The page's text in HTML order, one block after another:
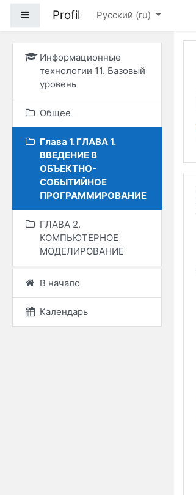
Боковая панель
Profil Русский ‎(ru)‎
Информационные
технологии 11. Базовый
уровень
Общее
Глава 1. ГЛАВА 1.
ВВЕДЕНИЕ В
ОБЪЕКТНО-
СОБЫТИЙНОЕ
ПРОГРАММИРОВАНИЕ
ГЛАВА 2.
КОМПЬЮТЕРНОЕ
МОДЕЛИРОВАНИЕ
В начало
Календарь